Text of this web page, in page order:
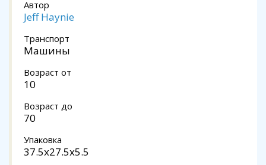
Автор
Jeff Haynie
Транспорт
Машины
Возраст от
10
Возраст до
70
Упаковка
37.5x27.5x5.5